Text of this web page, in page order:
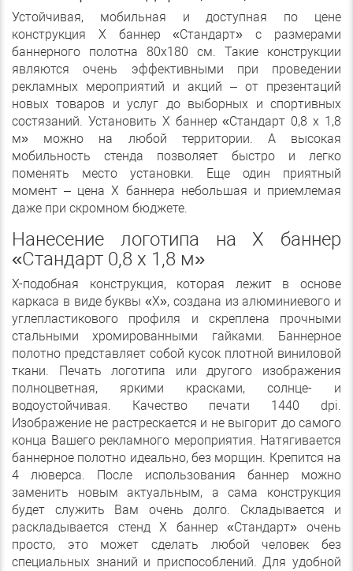
Устойчивая, мобильная и доступная по цене
конструкция Х баннер «Стандарт» с размерами
баннерного полотна 80х180 см. Такие конструкции
являются очень эффективными при проведении
рекламных мероприятий и акций – от презентаций
новых товаров и услуг до выборных и спортивных
состязаний. Установить Х баннер «Стандарт 0,8 х 1,8
м» можно на любой территории. А высокая
мобильность стенда позволяет быстро и легко
поменять место установки. Еще один приятный
момент – цена Х баннера небольшая и приемлемая
даже при скромном бюджете.
Нанесение логотипа на Х баннер
«Стандарт 0,8 х 1,8 м»
Х-подобная конструкция, которая лежит в основе
каркаса в виде буквы «Х», создана из алюминиевого и
углепластикового профиля и скреплена прочными
стальными хромированными гайками. Баннерное
полотно представляет собой кусок плотной виниловой
ткани. Печать логотипа или другого изображения
полноцветная, яркими красками, солнце- и
водоустойчивая. Качество печати 1440 dpi.
Изображение не растрескается и не выгорит до самого
конца Вашего рекламного мероприятия. Натягивается
баннерное полотно идеально, без морщин. Крепится на
4 люверса. После использования баннер можно
заменить новым актуальным, а сама конструкция
будет служить Вам очень долго. Складывается и
раскладывается стенд Х баннер «Стандарт» очень
просто, это может сделать любой человек без
специальных знаний и приспособлений. Для удобной